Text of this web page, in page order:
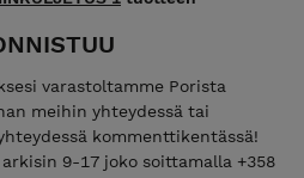
varastoltamme Porista
meihin yhteydessä tai
kommenttikentässä!
9-17 joko soittamalla +358